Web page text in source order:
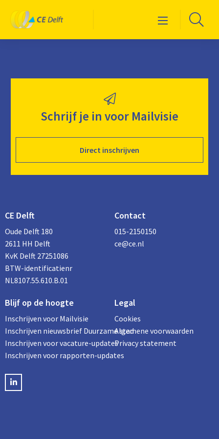
Logo
CE
Delft
Menu Ga
Schrijf je in voor Mailvisie
Direct inschrijven
CE Delft
Oude Delft 180
2611 HH Delft
KvK Delft 27251086
BTW-identificatienr
NL8107.55.610.B.01
Contact
015-2150150
ce@ce.nl
Blijf op de hoogte
Inschrijven voor Mailvisie
Inschrijven nieuwsbrief Duurzame stad
Inschrijven voor vacature-updates
Inschrijven voor rapporten-updates
LinkedIN
Legal
Cookies
Algemene voorwaarden
Privacy statement